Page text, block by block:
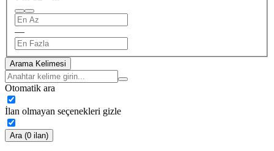
—
Arama Kelimesi
Otomatik ara
İlan olmayan seçenekleri gizle
Ara (0 ilan)